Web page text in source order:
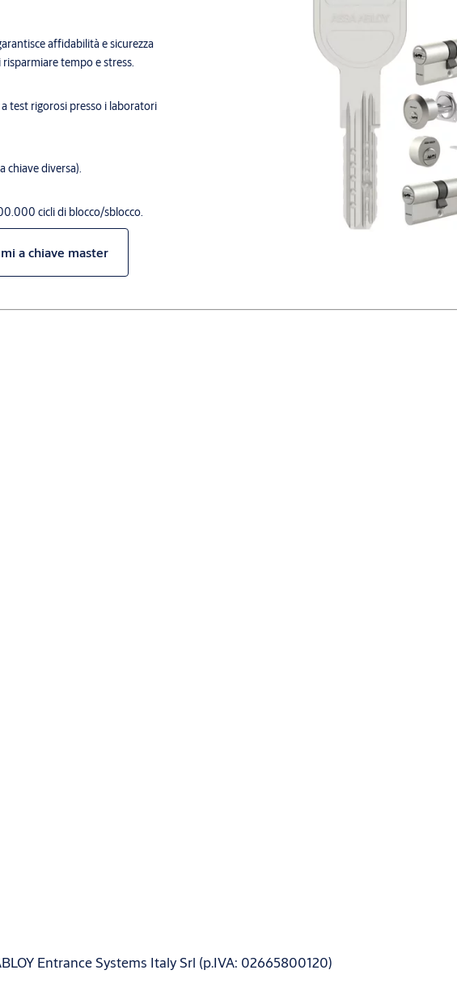
affidabilità e sicurezza
tempo e stress.
test rigorosi presso i laboratori
chiave diversa).
cicli di blocco/sblocco.
a chiave master
Entrance Systems Italy Srl (p.IVA: 02665800120)